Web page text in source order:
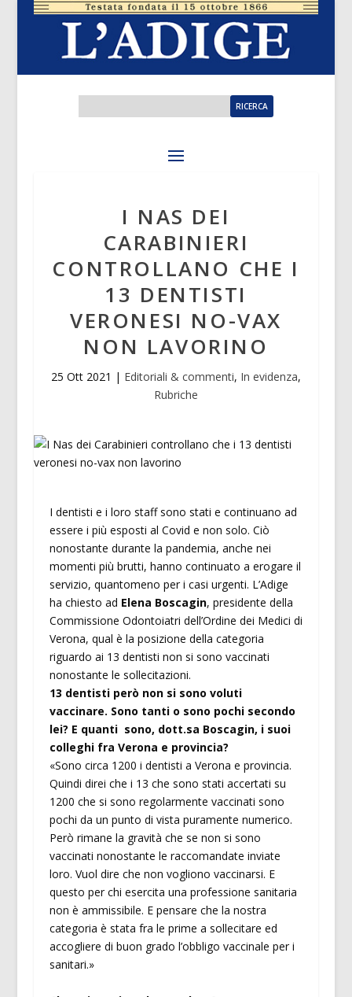
I NAS DEI
CARABINIERI
CONTROLLANO CHE I
13 DENTISTI
VERONESI NO-VAX
NON LAVORINO
25 Ott 2021 | Editoriali & commenti, In evidenza,
Rubriche
I dentisti e i loro staff sono stati e continuano ad
essere i più esposti al Covid e non solo. Ciò
nonostante durante la pandemia, anche nei
momenti più brutti, hanno continuato a erogare il
servizio, quantomeno per i casi urgenti. L’Adige
ha chiesto ad Elena Boscagin, presidente della
Commissione Odontoiatri dell’Ordine dei Medici di
Verona, qual è la posizione della categoria
riguardo ai 13 dentisti non si sono vaccinati
nonostante le sollecitazioni.
13 dentisti però non si sono voluti
vaccinare. Sono tanti o sono pochi secondo
lei? E quanti sono, dott.sa Boscagin, i suoi
colleghi fra Verona e provincia?
«Sono circa 1200 i dentisti a Verona e provincia.
Quindi direi che i 13 che sono stati accertati su
1200 che si sono regolarmente vaccinati sono
pochi da un punto di vista puramente numerico.
Però rimane la gravità che se non si sono
vaccinati nonostante le raccomandate inviate
loro. Vuol dire che non vogliono vaccinarsi. E
questo per chi esercita una professione sanitaria
non è ammissibile. E pensare che la nostra
categoria è stata fra le prime a sollecitare ed
accogliere di buon grado l’obbligo vaccinale per i
sanitari.»